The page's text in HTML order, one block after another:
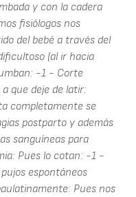
y con la cadera
fisiólogos nos
del bebé a través del
(al ir hacia
-1 - Corte
que deje de latir:
completamente se
postparto y además
sanguíneas para
Pues lo cotan: -1 -
espontáneos
Pues nos